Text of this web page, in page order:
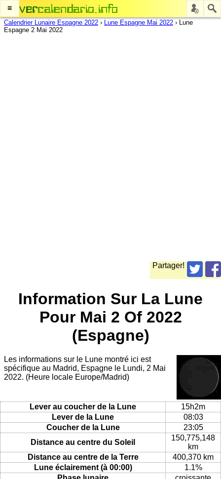
≡
Calendrier Lunaire Espagne 2022 › Lune Espagne Mai 2022 › Lune
Espagne 2 Mai 2022
Partager!
Information Sur La Lune
Pour Mai 2 Of 2022
(Espagne)
Les informations sur le Lune montré ici est
spécifique au Madrid, Espagne le Lundi, 2 Mai
2022. (Heure locale Europe/Madrid)
Lever au coucher de la Lune
15h2m
Lever de la Lune
08:03
Coucher de la Lune
23:05
Distance au centre du Soleil
150,775,148
km
Distance au centre de la Terre
400,370 km
Lune éclairement (à 00:00)
1.1%